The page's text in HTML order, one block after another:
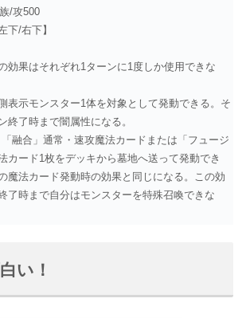
/攻500
下/右下】
果はそれぞれ1ターンに1度しか使用できな
表示モンスター1体を対象として発動できる。そ
終了時まで闇属性になる。
融合」通常・速攻魔法カードまたは「フュージ
カード1枚をデッキから墓地へ送って発動でき
魔法カード発動時の効果と同じになる。この効
了時まで自分はモンスターを特殊召喚できな
い！